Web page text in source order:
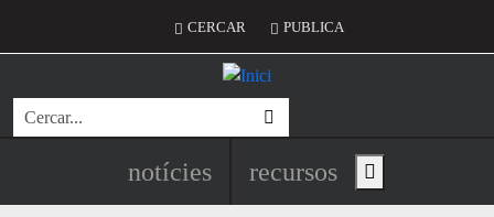
Menú del compte d'usuari
CERCAR PUBLICA
Cerca
Navegació principal de
notícies recursos Show main menu